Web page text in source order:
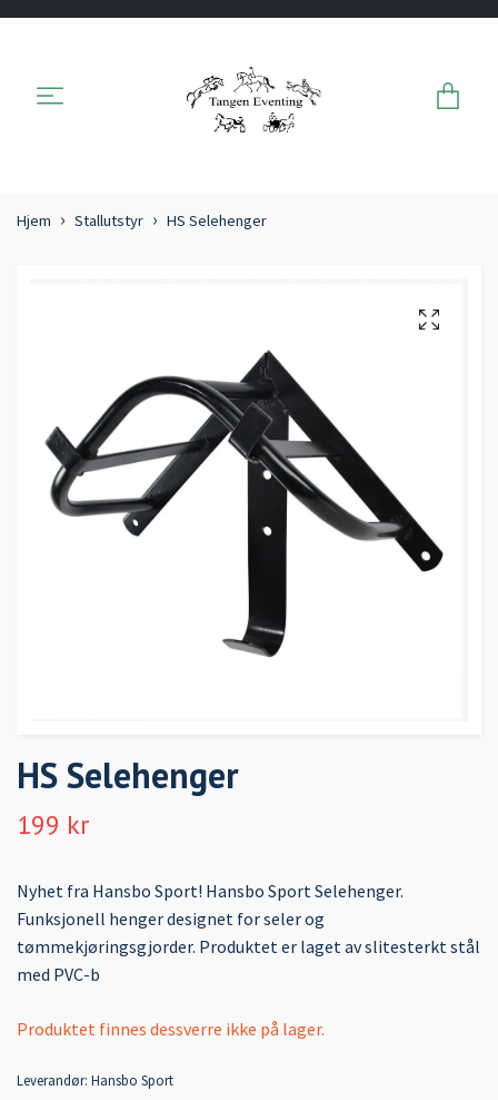
Hjem Stallutstyr HS Selehenger
HS Selehenger
199 kr
Nyhet fra Hansbo Sport! Hansbo Sport Selehenger.
Funksjonell henger designet for seler og
tømmekjøringsgjorder. Produktet er laget av slitesterkt stål
med PVC-b
Produktet finnes dessverre ikke på lager.
Leverandør: Hansbo Sport